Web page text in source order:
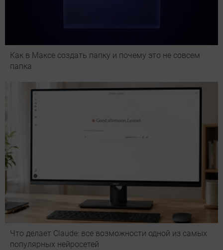
Как в Максе создать папку и почему это не совсем
папка
Что делает Сlaude: все возможности одной из самых
популярных нейросетей